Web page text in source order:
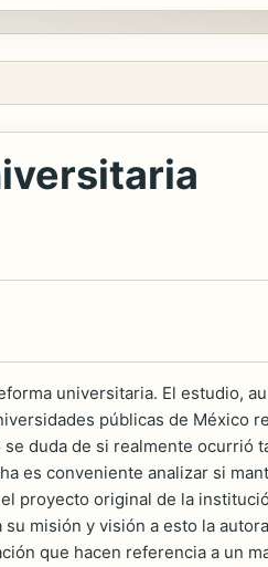
universitaria. El estudio,
públicas de México
duda de si realmente ocurrió
es conveniente analizar si
proyecto original de la
misión y visión a esto la
que hacen referencia a un